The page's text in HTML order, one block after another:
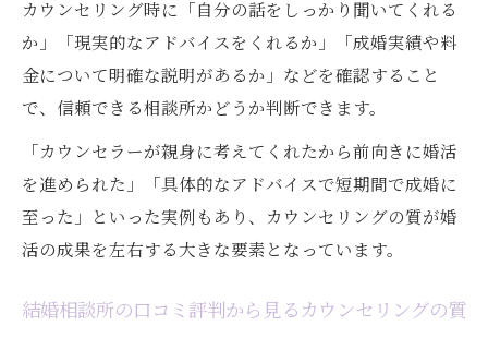
カウンセリング時に「自分の話をしっかり聞いてくれる
か」「現実的なアドバイスをくれるか」「成婚実績や料
金について明確な説明があるか」などを確認すること
で、信頼できる相談所かどうか判断できます。
「カウンセラーが親身に考えてくれたから前向きに婚活
を進められた」「具体的なアドバイスで短期間で成婚に
至った」といった実例もあり、カウンセリングの質が婚
活の成果を左右する大きな要素となっています。
結婚相談所の口コミ評判から見るカウンセリングの質